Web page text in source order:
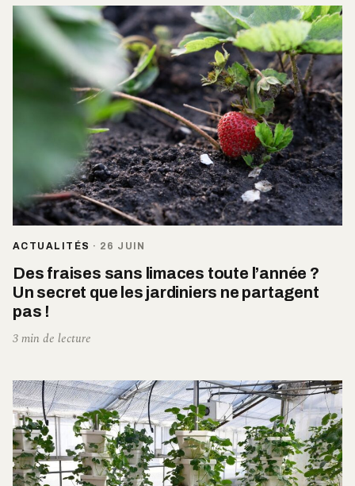
ACTUALITÉS · 26 JUIN
Des fraises sans limaces toute l’année ?
Un secret que les jardiniers ne partagent
pas !
3 min de lecture